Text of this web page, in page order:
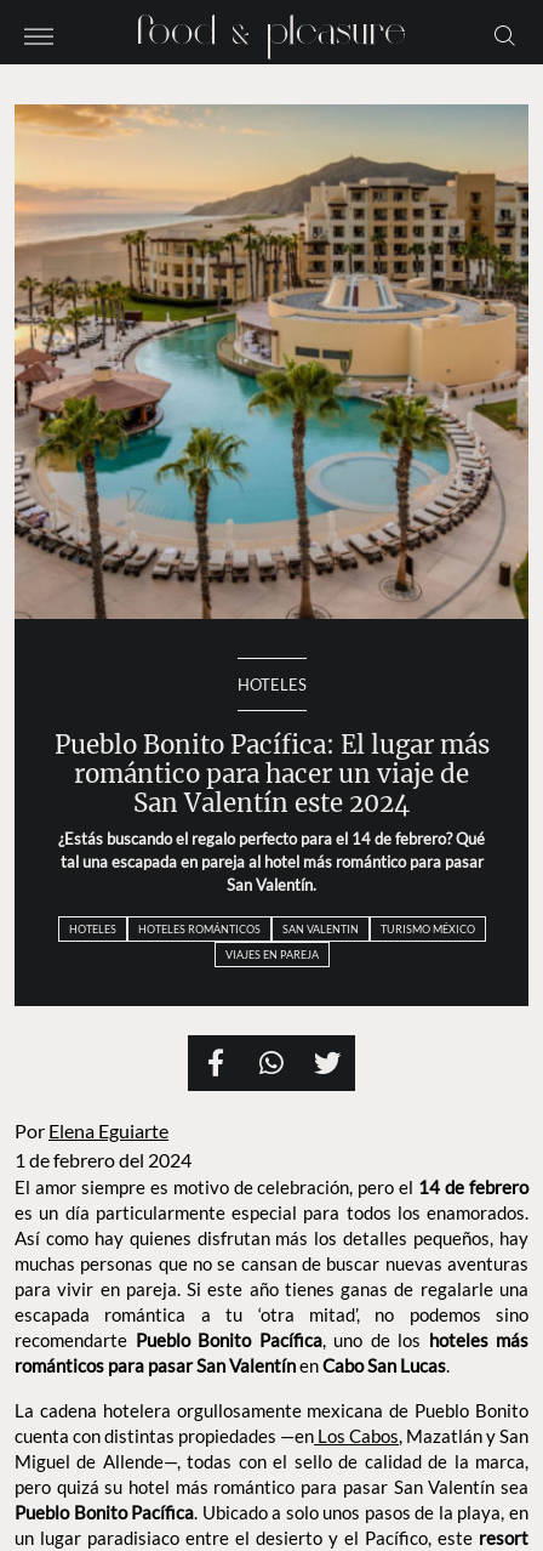
HOTELES
Pueblo Bonito Pacífica: El lugar más
romántico para hacer un viaje de
San Valentín este 2024
¿Estás buscando el regalo perfecto para el 14 de febrero? Qué
tal una escapada en pareja al hotel más romántico para pasar
San Valentín.
HOTELES HOTELES ROMÁNTICOS SAN VALENTIN
TURISMO MÉXICO
VIAJES EN PAREJA
Por Elena Eguiarte
1 de febrero del 2024
El amor siempre es motivo de celebración, pero el 14 de febrero
es un día particularmente especial para todos los enamorados.
Así como hay quienes disfrutan más los detalles pequeños, hay
muchas personas que no se cansan de buscar nuevas aventuras
para vivir en pareja. Si este año tienes ganas de regalarle una
escapada romántica a tu ‘otra mitad’, no podemos sino
recomendarte Pueblo Bonito Pacífica, uno de los hoteles más
románticos para pasar San ValentínenCabo San Lucas.
La cadena hotelera orgullosamente mexicana de Pueblo Bonito
cuenta con distintas propiedades —en Los Cabos, Mazatlán y San
Miguel de Allende—, todas con el sello de calidad de la marca,
pero quizá su hotel más romántico para pasar San Valentín sea
Pueblo Bonito Pacífica. Ubicado a solo unos pasos de la playa, en
un lugar paradisiaco entre el desierto y el Pacífico, este resort